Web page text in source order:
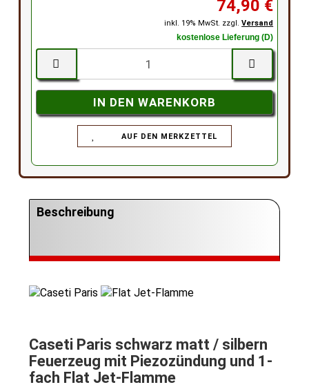
74,90 €
inkl. 19% MwSt. zzgl.Versand
kostenlose Lieferung (D)
AUF DEN MERKZETTEL
Beschreibung
Caseti Paris schwarz matt / silbern
Feuerzeug mit Piezozündung und 1-
fach Flat Jet-Flamme